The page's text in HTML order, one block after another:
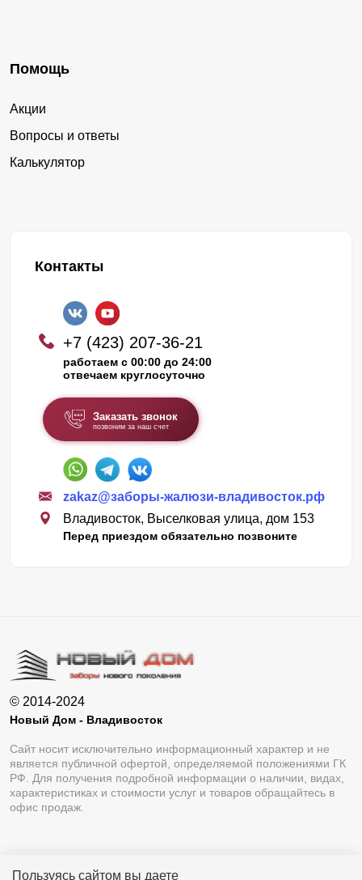
Пользуясь сайтом вы даете
Помощь
Акции
Вопросы и ответы
Калькулятор
Контакты
+7 (423) 207-36-21
работаем с 00:00 до 24:00
отвечаем круглосуточно
Заказать звонок
позвоним за наш счет
zakaz@заборы-жалюзи-владивосток.рф
Владивосток, Выселковая улица, дом 153
Перед приездом обязательно позвоните
© 2014-2024
Новый Дом - Владивосток
Сайт носит исключительно информационный характер и не
является публичной офертой, определяемой положениями ГК
РФ. Для получения подробной информации о наличии, видах,
характеристиках и стоимости услуг и товаров обращайтесь в
офис продаж.